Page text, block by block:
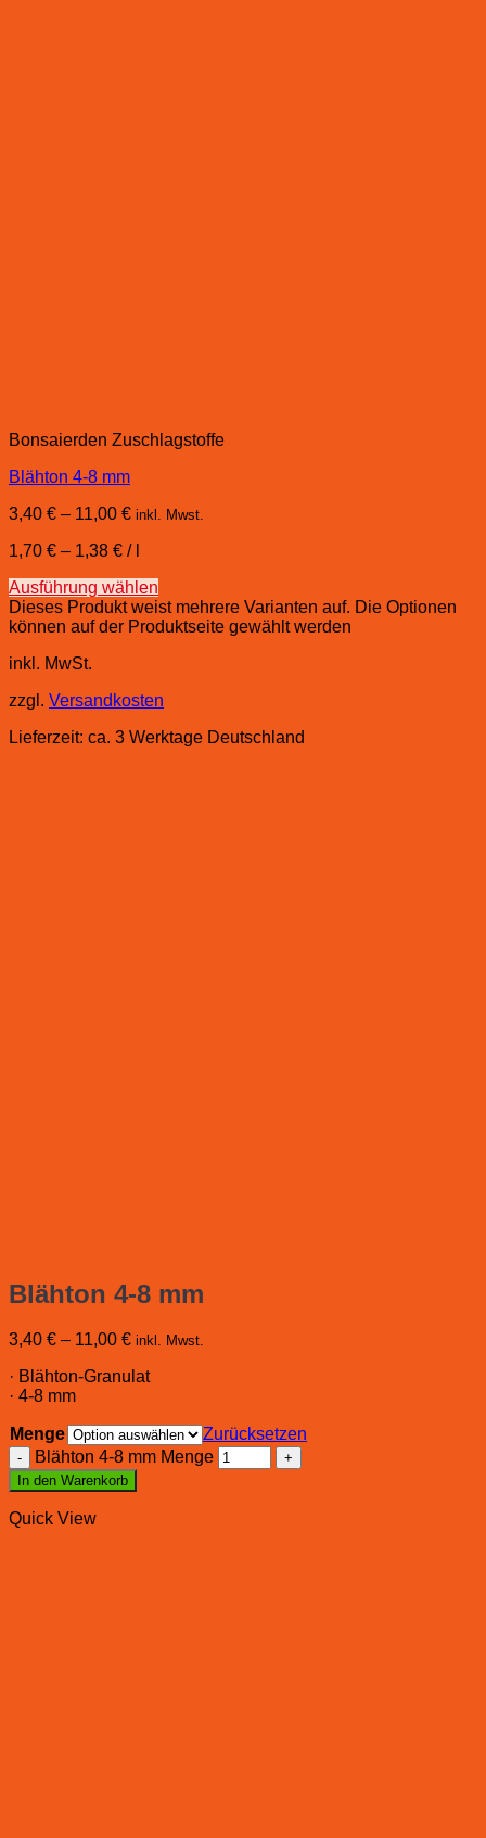
Bonsaierden Zuschlagstoffe
Blähton 4-8 mm
3,40 € – 11,00 € inkl. Mwst.
1,70 € – 1,38 € /
Ausführung wählen
Dieses Produkt weist mehrere Varianten auf. Die Optionen
können auf der Produktseite gewählt werden
inkl. MwSt.
zzgl. Versandkosten
Lieferzeit: ca. 3 Werktage Deutschland
Blähton 4-8 mm
3,40 € – 11,00 € inkl. Mwst.
· Blähton-Granulat
· 4-8 mm
Menge
Zurücksetzen
Blähton 4-8 mm Menge
In den Warenkorb
Quick View